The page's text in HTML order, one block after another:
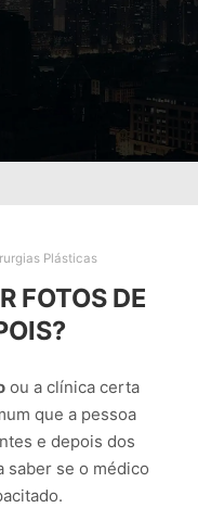
Plásticas
FOTOS DE
ou a clínica certa
que a pessoa
e depois dos
saber se o médico